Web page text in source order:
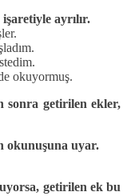
ayrılır.
okuyormuş.
sonra getirilen ekler,
okunuşuna uyar.
getirilen ek bu